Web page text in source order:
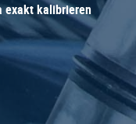
exakt kalibrieren